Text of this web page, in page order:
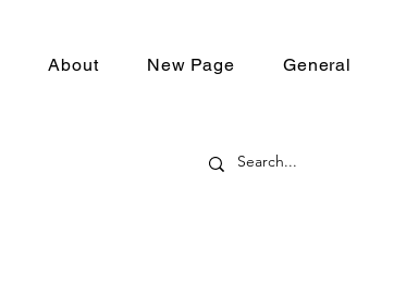
About New Page General